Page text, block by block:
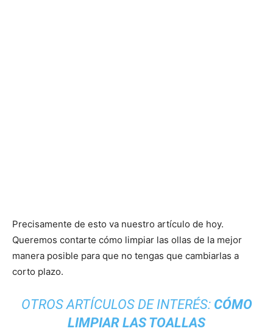
Precisamente de esto va nuestro artículo de hoy.
Queremos contarte cómo limpiar las ollas de la mejor
manera posible para que no tengas que cambiarlas a
corto plazo.
OTROS ARTÍCULOS DE INTERÉS: CÓMO
LIMPIAR LAS TOALLAS